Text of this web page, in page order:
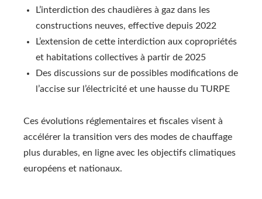
L’interdiction des chaudières à gaz dans les
constructions neuves, effective depuis 2022
L’extension de cette interdiction aux copropriétés
et habitations collectives à partir de 2025
Des discussions sur de possibles modifications de
l’accise sur l’électricité et une hausse du TURPE
Ces évolutions réglementaires et fiscales visent à
accélérer la transition vers des modes de chauffage
plus durables, en ligne avec les objectifs climatiques
européens et nationaux.